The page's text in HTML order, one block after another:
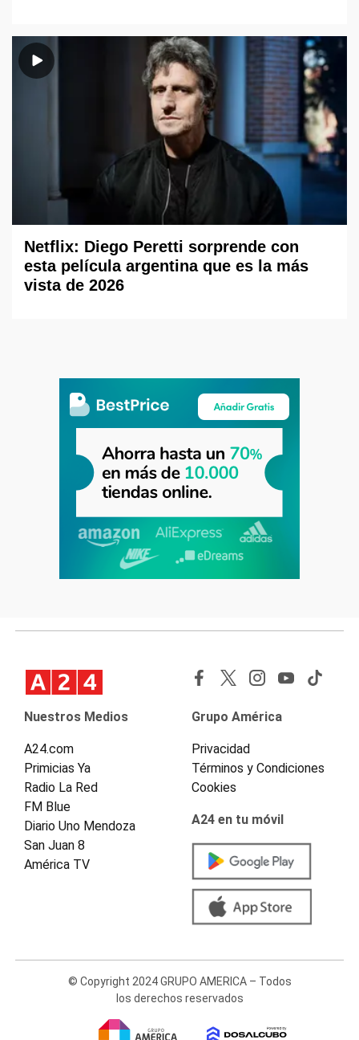
Netflix: Diego Peretti sorprende con
esta película argentina que es la más
vista de 2026
Nuestros Medios
A24.com
Primicias Ya
Radio La Red
FM Blue
Diario Uno Mendoza
San Juan 8
América TV
Grupo América
Privacidad
Términos y Condiciones
Cookies
A24 en tu móvil
© Copyright 2024 GRUPO AMERICA – Todos
los derechos reservados